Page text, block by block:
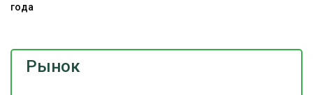
Рынок
года